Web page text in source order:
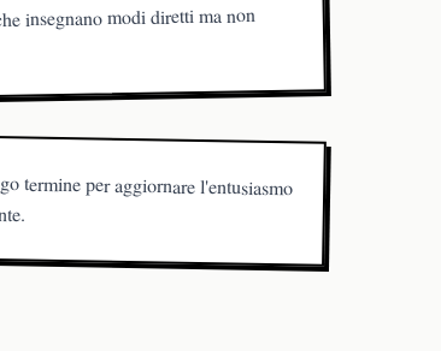
insegnano modi diretti ma non
termine per aggiornare l'entusiasmo